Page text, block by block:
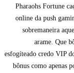
Pharaohs Fortune
online da push
sobremaneira
arame. Que
esfogíteado credo VIP
bônus como apenas